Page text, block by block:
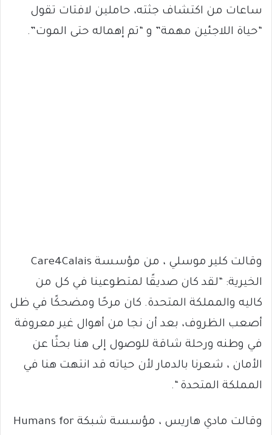
ساعات من اكتشاف جثته، حاملين لافتات تقول
“حياة اللاجئين مهمة” و “تم إهماله حتى الموت”.
وقالت كلير موسلي ، من مؤسسة Care4Calais
الخيرية: “لقد كان صديقًا لمتطوعينا في كل من
كاليه والمملكة المتحدة. كان مرحًا ومضحكًا في ظل
أصعب الظروف، بعد أن نجا من أهوال غير معروفة
في وطنه ورحلة شاقة للوصول إلى هنا بحثًا عن
الأمان ، شعرنا بالدمار لأن حياته قد انتهت هنا في
المملكة المتحدة “.
وقالت مادي هاريس ، مؤسسة شبكة Humans for